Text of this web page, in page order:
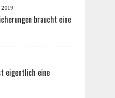
2019
braucht eine
eigentlich eine